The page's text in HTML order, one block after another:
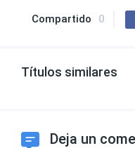
Compartido 0
Títulos similares
Deja un